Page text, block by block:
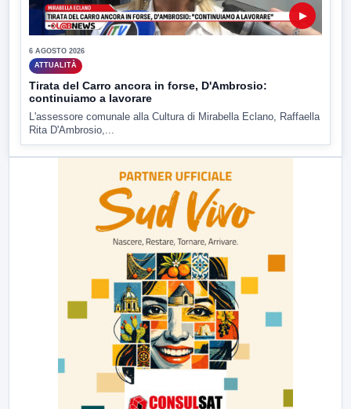
▶
6 AGOSTO 2026
ATTUALITÀ
Tirata del Carro ancora in forse, D'Ambrosio:
continuiamo a lavorare
L'assessore comunale alla Cultura di Mirabella Eclano, Raffaella
Rita D'Ambrosio,...